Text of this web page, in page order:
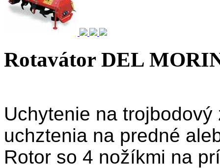
Rotavátor DEL
Uchytenie na
uchztenia na predné
Rotor so 4 nožíkmi na